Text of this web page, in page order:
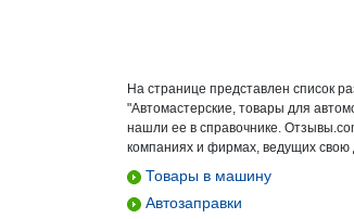
На странице представлен список
"Автомастерские, товары для
нашли ее в справочнике.
компаниях и фирмах, ведущих свою
Товары в машину
Автозаправки